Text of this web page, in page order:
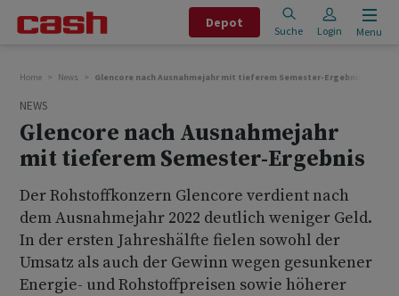
Depot
Suche Login Menu
Home News Glencore nach Ausnahmejahr mit tieferem Semester-Ergebnis
NEWS
Glencore nach Ausnahmejahr
mit tieferem Semester-Ergebnis
Der Rohstoffkonzern Glencore verdient nach
dem Ausnahmejahr 2022 deutlich weniger Geld.
In der ersten Jahreshälfte fielen sowohl der
Umsatz als auch der Gewinn wegen gesunkener
Energie- und Rohstoffpreisen sowie höherer